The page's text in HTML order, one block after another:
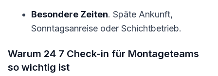
Besondere Zeiten. Späte Ankunft,
Sonntagsanreise oder Schichtbetrieb.
Warum 24 7 Check-in für Montageteams
so wichtig ist